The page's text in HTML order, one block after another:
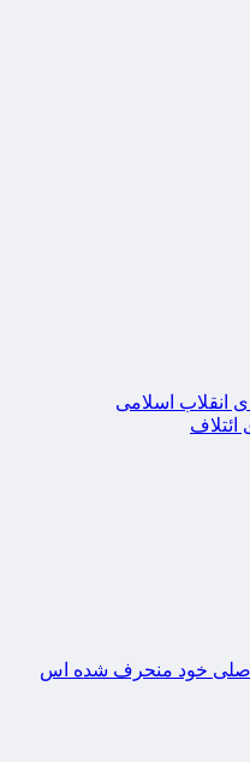
انقلاب اسلامی
ائتلاف
خود منحرف شده اس